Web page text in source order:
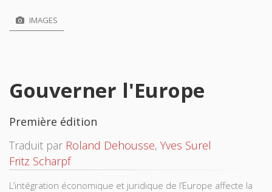
IMAGES
Gouverner l'Europe
Première édition
Traduit par Roland Dehousse, Yves Surel
Fritz Scharpf
L’intégration économique et juridique de l’Europe affecte la